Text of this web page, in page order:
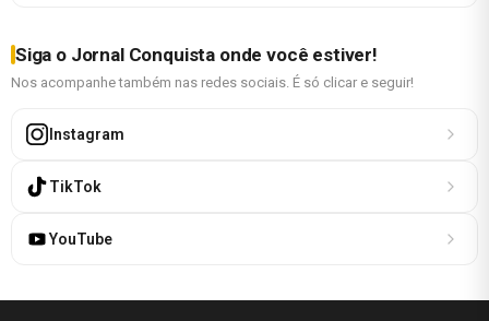
Siga o Jornal Conquista onde você estiver!
Nos acompanhe também nas redes sociais. É só clicar e seguir!
Instagram
TikTok
YouTube